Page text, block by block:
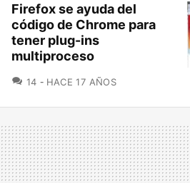
Firefox se ayuda del
código de Chrome para
tener plug-ins
multiproceso
14 COMENTARIOS
HACE 17 AÑOS